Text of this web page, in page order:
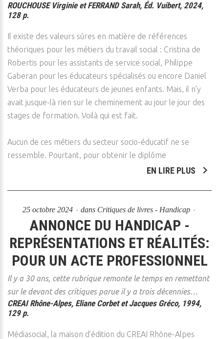
ROUCHOUSE Virginie et FERRAND Sarah, Éd. Vuibert, 2024,
128 p.
Il existe des valeurs sûres en matière de références
théoriques pour les métiers du travail social : Cristina de
Robertis pour les assistants de service social, Philippe
Gaberan pour les éducateurs spécialisés ou encore Daniel
Verba pour les éducateurs de jeunes enfants. Mais, il n’y
avait jusque-là rien sur le cheminement au jour le jour des
stages de formation. Voilà qui est fait.
Aucun de ces métiers du secteur socio-éducatif ne se
ressemble. Pourtant, pour obtenir le diplôme
EN LIRE PLUS
25 octobre 2024 dans Critiques de livres - Handicap
ANNONCE DU HANDICAP -
REPRÉSENTATIONS ET RÉALITÉS:
POUR UN ACTE PROFESSIONNEL
Il y a 30 ans, cette rubrique remonte le temps en remettant
sur le devant des critiques parue il y a trois décennies…
CREAI Rhône-Alpes, Eliane Corbet et Jacques Gréco, 1994,
129 p.
Médiasocial, la maison d’édition du CREAI Rhône-Alpes